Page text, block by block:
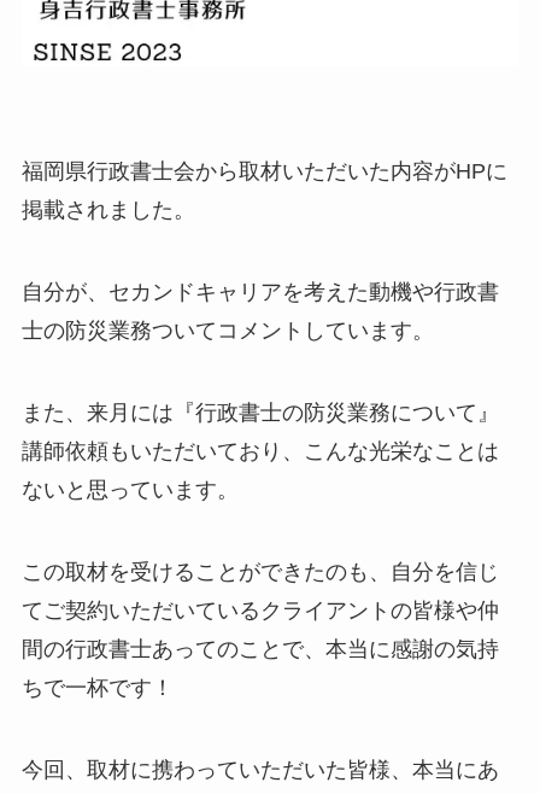
福岡県行政書士会から取材いただいた内容がHPに
掲載されました。
自分が、セカンドキャリアを考えた動機や行政書
士の防災業務ついてコメントしています。
また、来月には『行政書士の防災業務について』
講師依頼もいただいており、こんな光栄なことは
ないと思っています。
この取材を受けることができたのも、自分を信じ
てご契約いただいているクライアントの皆様や仲
間の行政書士あってのことで、本当に感謝の気持
ちで一杯です！
今回、取材に携わっていただいた皆様、本当にあ